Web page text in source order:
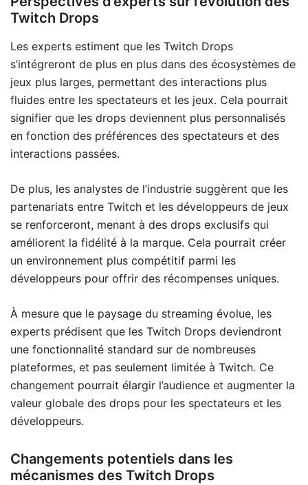
Twitch Drops
Les experts estiment que les Twitch Drops
s’intégreront de plus en plus dans des écosystèmes de
jeux plus larges, permettant des interactions plus
fluides entre les spectateurs et les jeux. Cela pourrait
signifier que les drops deviennent plus personnalisés
en fonction des préférences des spectateurs et des
interactions passées.
De plus, les analystes de l’industrie suggèrent que les
partenariats entre Twitch et les développeurs de jeux
se renforceront, menant à des drops exclusifs qui
améliorent la fidélité à la marque. Cela pourrait créer
un environnement plus compétitif parmi les
développeurs pour offrir des récompenses uniques.
À mesure que le paysage du streaming évolue, les
experts prédisent que les Twitch Drops deviendront
une fonctionnalité standard sur de nombreuses
plateformes, et pas seulement limitée à Twitch. Ce
changement pourrait élargir l’audience et augmenter la
valeur globale des drops pour les spectateurs et les
développeurs.
Changements potentiels dans les
mécanismes des Twitch Drops